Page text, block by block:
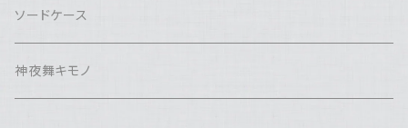
ピアス
ヒップスカーフ
アイロンスプレー
ファブリックスプレー
ソードケース
神夜舞キモノ